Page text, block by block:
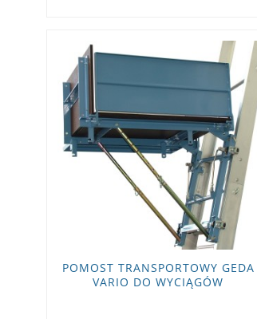
POMOST TRANSPORTOWY GEDA
VARIO DO WYCIĄGÓW